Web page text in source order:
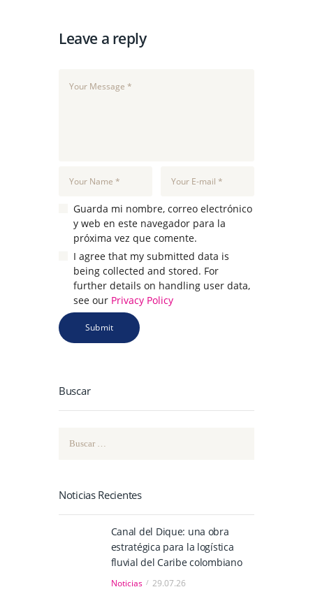
Leave a reply
Guarda mi nombre, correo electrónico
y web en este navegador para la
próxima vez que comente.
I agree that my submitted data is
being collected and stored. For
further details on handling user data,
see our Privacy Policy
Buscar
Noticias Recientes
Canal del Dique: una obra
estratégica para la logística
fluvial del Caribe colombiano
Noticias 29.07.26